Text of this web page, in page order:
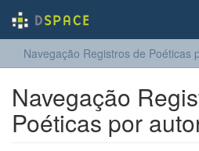
Navegação Registros de Poéticas
Navegação
Poéticas por